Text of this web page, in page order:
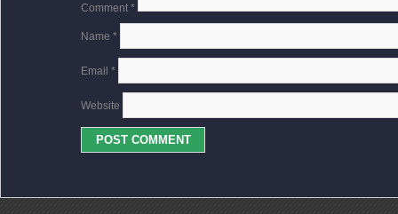
Comment *
Name *
Email *
Website